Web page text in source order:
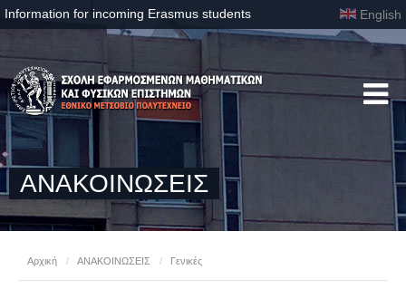
Information for incoming Erasmus students English
ΑΝΑΚΟΙΝΩΣΕΙΣ
Αρχική / ΑΝΑΚΟΙΝΩΣΕΙΣ / Γενικές